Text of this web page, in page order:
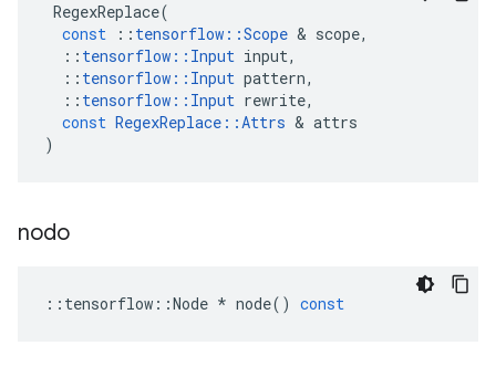
RegexReplace(
const
:: tensorflow ::Scope & scope,
:: tensorflow :: Input input,
:: tensorflow :: Input pattern,
:: tensorflow :: Input rewrite,
const RegexReplace ::Attrs & attrs
)
nodo
:: tensorflow ::Node * node() const